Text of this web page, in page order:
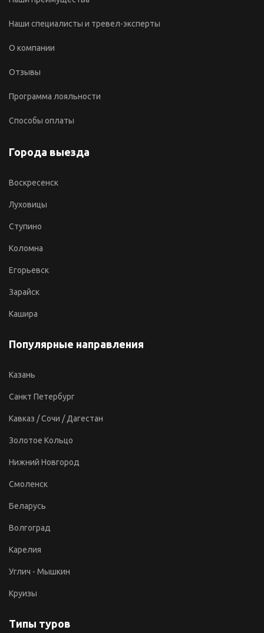
Наши специалисты и тревел-эксперты
О компании
Отзывы
Программа лояльности
Способы оплаты
Города выезда
Воскресенск
Луховицы
Ступино
Коломна
Егорьевск
Зарайск
Кашира
Популярные направления
Казань
Санкт Петербург
Кавказ / Сочи / Дагестан
Золотое Кольцо
Нижний Новгород
Смоленск
Беларусь
Волгоград
Карелия
Углич - Мышкин
Круизы
Типы туров